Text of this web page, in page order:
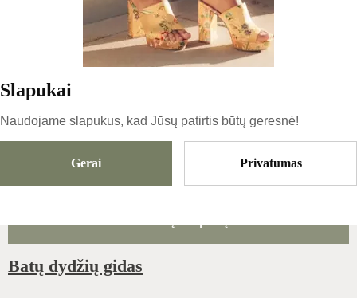
Slapukai
Naudojame slapukus, kad Jūsų patirtis būtų geresnė!
Gerai Privatumas
75€
Pasirinkti Dydį
Batų dydžių gidas